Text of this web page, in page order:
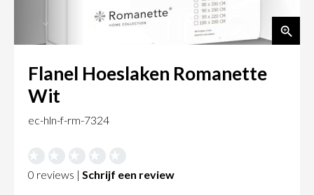
Flanel Hoeslaken Romanette
Wit
ec-hln-f-rm-7324
0 reviews | Schrijf een review